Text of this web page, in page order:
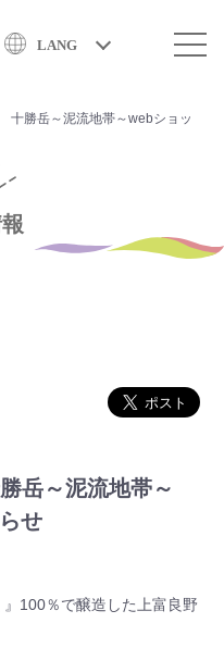
LANG
十勝岳～泥流地帯～webショッ
岳～泥流地帯～
せ
』100％で醸造した上富良野